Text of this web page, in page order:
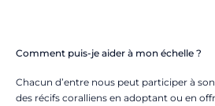
Comment puis-je aider à mon échelle ?
Chacun d’entre nous peut participer à
des récifs coralliens en adoptant ou en